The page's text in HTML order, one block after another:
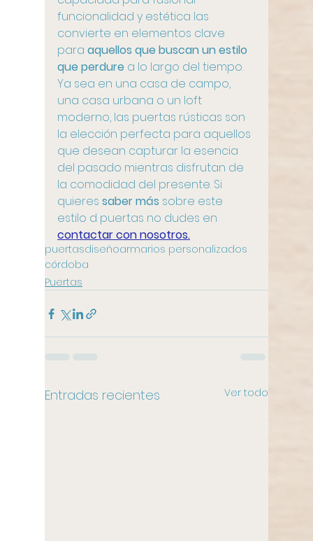
funcionalidad y estética las
convierte en elementos clave
para aquellos que buscan un estilo
que perdure a lo largo del tiempo.
Ya sea en una casa de campo,
una casa urbana o un loft
moderno, las puertas rústicas son
la elección perfecta para aquellos
que desean capturar la esencia
del pasado mientras disfrutan de
la comodidad del presente. Si
quieres saber más sobre este
estilo d puertas no dudes en
contactar con nosotros.
puertasdiseñoarmarios personalizados
córdoba
Puertas
Entradas recientes Ver todo